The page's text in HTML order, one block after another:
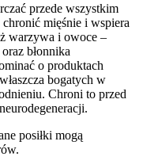
przede wszystkim
mięśnie i wspiera
warzywa i owoce –
błonnika
o produktach
bogatych w
Chroni to przed
posiłki mogą